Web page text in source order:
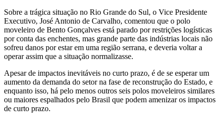
Sobre a trágica situação no Rio Grande do Sul, o Vice Presidente
Executivo, José Antonio de Carvalho, comentou que o polo
moveleiro de Bento Gonçalves está parado por restrições logísticas
por conta das enchentes, mas grande parte das indústrias locais não
sofreu danos por estar em uma região serrana, e deveria voltar a
operar assim que a situação normalizasse.
Apesar de impactos inevitáveis no curto prazo, é de se esperar um
aumento da demanda do setor na fase de reconstrução do Estado, e
enquanto isso, há pelo menos outros seis polos moveleiros similares
ou maiores espalhados pelo Brasil que podem amenizar os impactos
de curto prazo.